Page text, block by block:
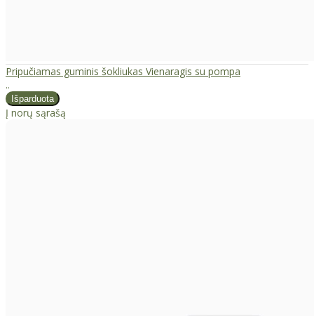
Pripučiamas guminis šokliukas Vienaragis su pompa
..
Į norų sąrašą